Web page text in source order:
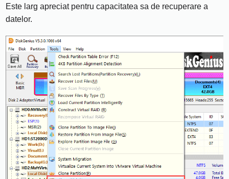
Este larg apreciat pentru capacitatea sa de recuperare a
datelor.